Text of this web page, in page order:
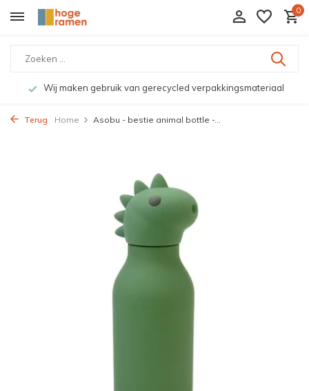
0
Wij maken gebruik van gerecycled verpakkingsmateriaal
Terug Home Asobu - bestie animal bottle -...